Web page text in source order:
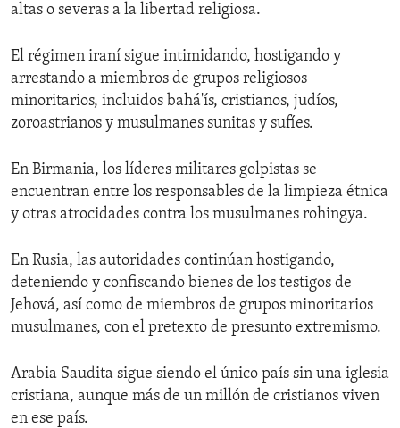
altas o severas a la libertad religiosa.
El régimen iraní sigue intimidando, hostigando y
arrestando a miembros de grupos religiosos
minoritarios, incluidos bahá'ís, cristianos, judíos,
zoroastrianos y musulmanes sunitas y sufíes.
En Birmania, los líderes militares golpistas se
encuentran entre los responsables de la limpieza étnica
y otras atrocidades contra los musulmanes rohingya.
En Rusia, las autoridades continúan hostigando,
deteniendo y confiscando bienes de los testigos de
Jehová, así como de miembros de grupos minoritarios
musulmanes, con el pretexto de presunto extremismo.
Arabia Saudita sigue siendo el único país sin una iglesia
cristiana, aunque más de un millón de cristianos viven
en ese país.